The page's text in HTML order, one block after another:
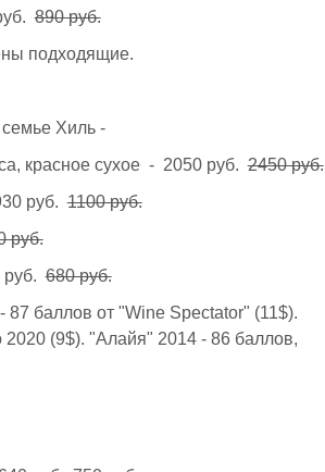
890 руб.
подходящие.
Хиль -
красное сухое - 2050 руб.2450 руб.
руб.1100 руб.
руб.
руб.680 руб.
баллов от "Wine Spectator" (11$).
(9$). "Алайя" 2014 - 86 баллов,